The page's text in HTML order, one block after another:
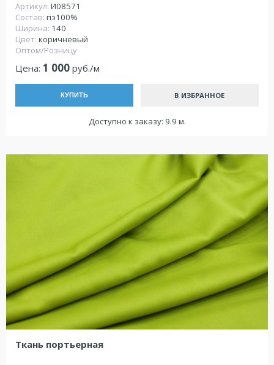
Артикул: И08571
Состав: пэ100%
Ширина: 140
Цвет: коричневый
Оптом/Розницу
Цена: 1 000 руб./м
КУПИТЬ В ИЗБРАННОЕ
Доступно к заказу: 9.9 м.
Ткань портьерная